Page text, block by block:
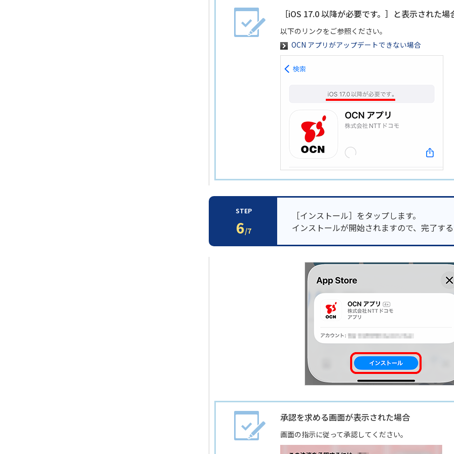
［iOS 17.0 以降が必要です。］と表示された場
以下のリンクをご参照ください。
OCN アプリがアップデートできない場合
STEP
6/7
［インストール］をタップします。
インストールが開始されますので、完了す
承認を求める画面が表示された場合
画面の指示に従って承認してください。